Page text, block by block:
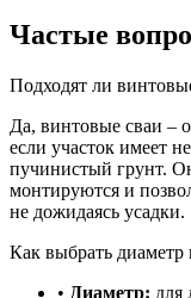
Частые
Подходят ли
Да, винтовые сваи –
если участок имеет
пучинистый грунт.
монтируются и
не дожидаясь усадки.
Как выбрать диаметр
• Диаметр: для